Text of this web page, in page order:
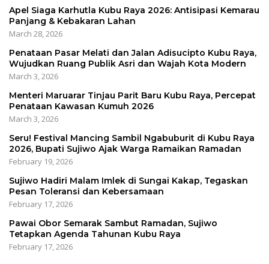
Apel Siaga Karhutla Kubu Raya 2026: Antisipasi Kemarau
Panjang & Kebakaran Lahan
March 28, 2026
Penataan Pasar Melati dan Jalan Adisucipto Kubu Raya,
Wujudkan Ruang Publik Asri dan Wajah Kota Modern
March 3, 2026
Menteri Maruarar Tinjau Parit Baru Kubu Raya, Percepat
Penataan Kawasan Kumuh 2026
March 3, 2026
Seru! Festival Mancing Sambil Ngabuburit di Kubu Raya
2026, Bupati Sujiwo Ajak Warga Ramaikan Ramadan
February 19, 2026
Sujiwo Hadiri Malam Imlek di Sungai Kakap, Tegaskan
Pesan Toleransi dan Kebersamaan
February 17, 2026
Pawai Obor Semarak Sambut Ramadan, Sujiwo
Tetapkan Agenda Tahunan Kubu Raya
February 17, 2026